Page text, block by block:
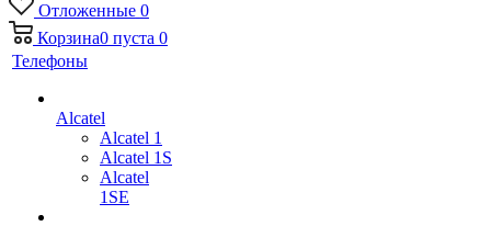
Отложенные 0
Корзина0 пуста 0
Телефоны
Alcatel
Alcatel 1
Alcatel 1S
Alcatel
1SE